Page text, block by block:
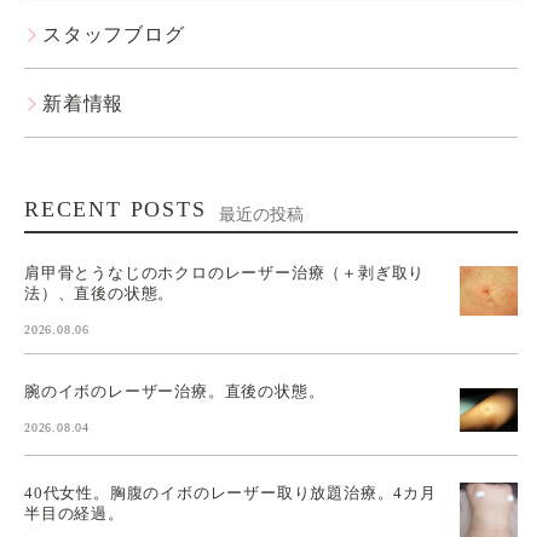
スタッフブログ
新着情報
RECENT POSTS 最近の投稿
肩甲骨とうなじのホクロのレーザー治療（＋剥ぎ取り
法）、直後の状態。
2026.08.06
腕のイボのレーザー治療。直後の状態。
2026.08.04
40代女性。胸腹のイボのレーザー取り放題治療。4カ月
半目の経過。